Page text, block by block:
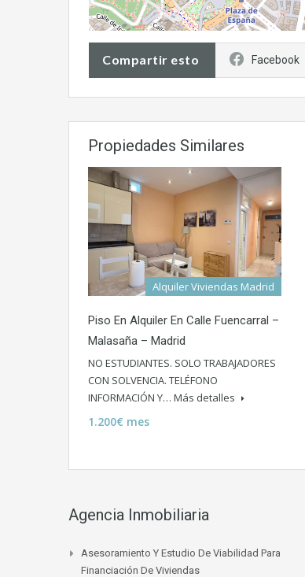
Compartir esto Facebook
Propiedades Similares
Alquiler Viviendas Madrid
Piso En Alquiler En Calle Fuencarral –
Malasaña – Madrid
NO ESTUDIANTES. SOLO TRABAJADORES
CON SOLVENCIA. TELÉFONO
INFORMACIÓN Y… Más detalles
1.200€ mes
Agencia Inmobiliaria
Asesoramiento Y Estudio De Viabilidad Para
Financiación De Viviendas